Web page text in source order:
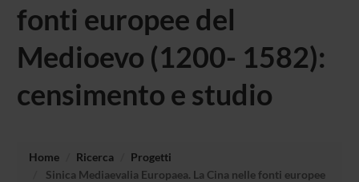
fonti europee del
Medioevo (1200- 1582):
censimento e studio
Home Ricerca
Progetti
Sinica Mediaevalia Europaea. La Cina nelle fonti europee